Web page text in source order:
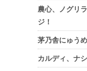
農心、ノグリ
ジ！
茅乃舎にゅう
カルディ、ナ